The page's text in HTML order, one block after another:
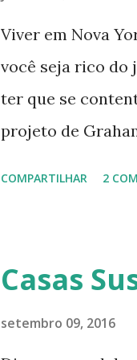
Viver em Nova
você seja rico do
ter que se
projeto de
que vive para
completamente
enxergar a
COMPARTILHAR 2
Casas
setembro 09, 2016